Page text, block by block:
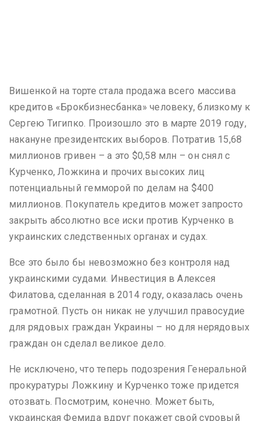
Вишенкой на торте стала продажа всего массива
кредитов «Брокбизнесбанка» человеку, близкому к
Сергею Тигипко. Произошло это в марте 2019 году,
накануне президентских выборов. Потратив 15,68
миллионов гривен – а это $0,58 млн – он снял с
Курченко, Ложкина и прочих высоких лиц
потенциальный гемморой по делам на $400
миллионов. Покупатель кредитов может запросто
закрыть абсолютно все иски против Курченко в
украинских следственных органах и судах.
Все это было бы невозможно без контроля над
украинскими судами. Инвестиция в Алексея
Филатова, сделанная в 2014 году, оказалась очень
грамотной. Пусть он никак не улучшил правосудие
для рядовых граждан Украины – но для нерядовых
граждан он сделал великое дело.
Не исключено, что теперь подозрения Генеральной
прокуратуры Ложкину и Курченко тоже придется
отозвать. Посмотрим, конечно. Может быть,
украинская Фемида вдруг покажет свой суровый